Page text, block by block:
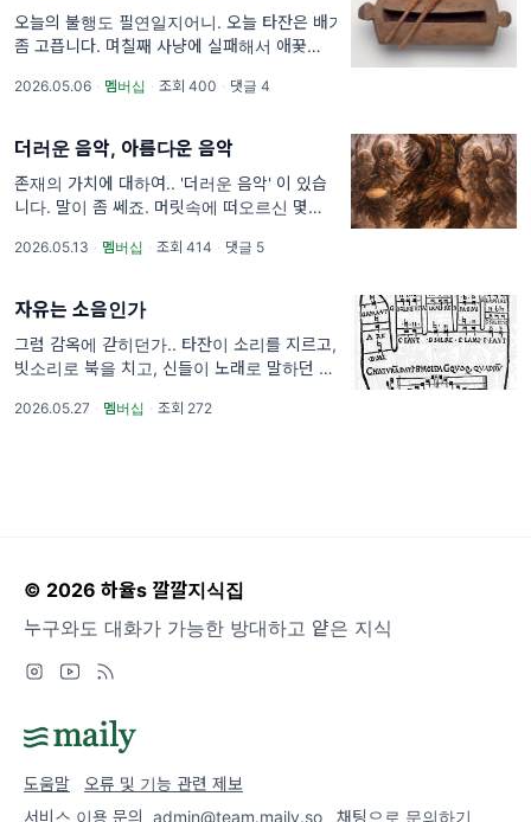
오늘의 불행도 필연일지어니. 오늘 타잔은 배가
좀 고픕니다. 며칠째 사냥에 실패해서 애꿎은
2026.05.06 · 멤버십 · 조회 400 · 댓글 4
더러운 음악, 아름다운 음악
존재의 가치에 대하여.. '더러운 음악' 이 있습
니다. 말이 좀 쎄죠. 머릿속에 떠오르신 몇가지
2026.05.13 · 멤버십 · 조회 414 · 댓글 5
자유는 소음인가
그럼 감옥에 갇히던가.. 타잔이 소리를 지르고,
빗소리로 북을 치고, 신들이 노래로 말하던 시
2026.05.27 · 멤버십 · 조회 272
© 2026 하율s 깔깔지식집
누구와도 대화가 가능한 방대하고 얕은 지식
도움말
오류 및 기능 관련 제보
서비스 이용 문의 admin@team.maily.so 채팅으로 문의하기